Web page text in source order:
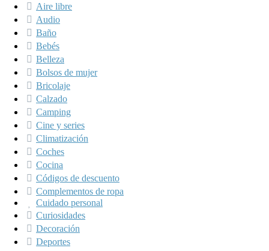
Aire libre
Audio
Baño
Bebés
Belleza
Bolsos de mujer
Bricolaje
Calzado
Camping
Cine y series
Climatización
Coches
Cocina
Códigos de descuento
Complementos de ropa
Cuidado personal
Curiosidades
Decoración
Deportes